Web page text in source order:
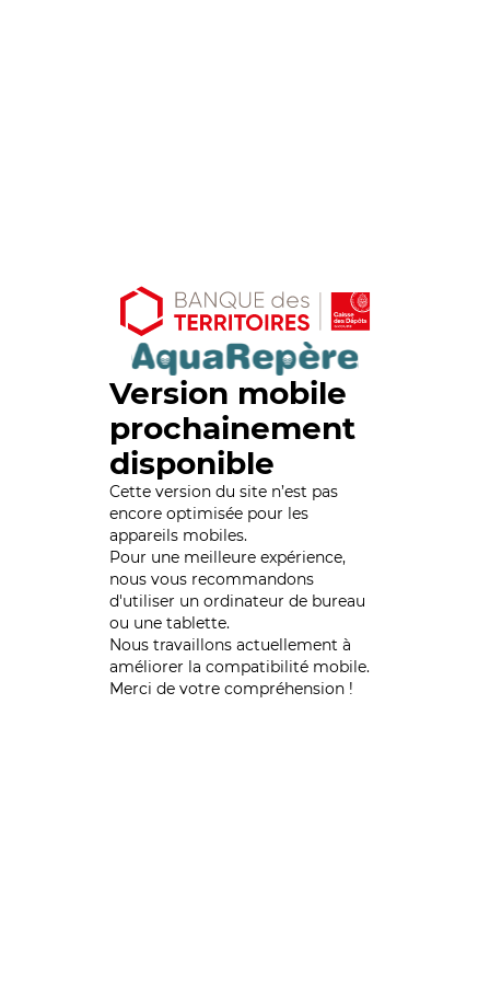
Version mobile
prochainement
disponible
Cette version du site n’est pas
encore optimisée pour les
appareils mobiles.
Pour une meilleure expérience,
nous vous recommandons
d'utiliser un ordinateur de bureau
ou une tablette.
Nous travaillons actuellement à
améliorer la compatibilité mobile.
Merci de votre compréhension !